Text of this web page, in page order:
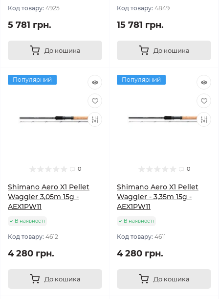
Код товару: 4925
5 781 грн.
До кошика
Код товару: 4849
15 781 грн.
До кошика
Популярний
0
Shimano Aero X1 Pellet
Waggler 3,05m 15g -
AEX1PW11
В наявності
Код товару: 4612
4 280 грн.
До кошика
Популярний
0
Shimano Aero X1 Pellet
Waggler - 3,35m 15g -
AEX1PW11
В наявності
Код товару: 4611
4 280 грн.
До кошика